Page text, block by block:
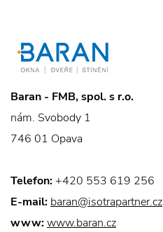
Baran - FMB, spol. s r.o.
nám. Svobody 1
746 01 Opava
Telefon: +420 553 619 256
E-mail: baran@isotrapartner.cz
www:www.baran.cz